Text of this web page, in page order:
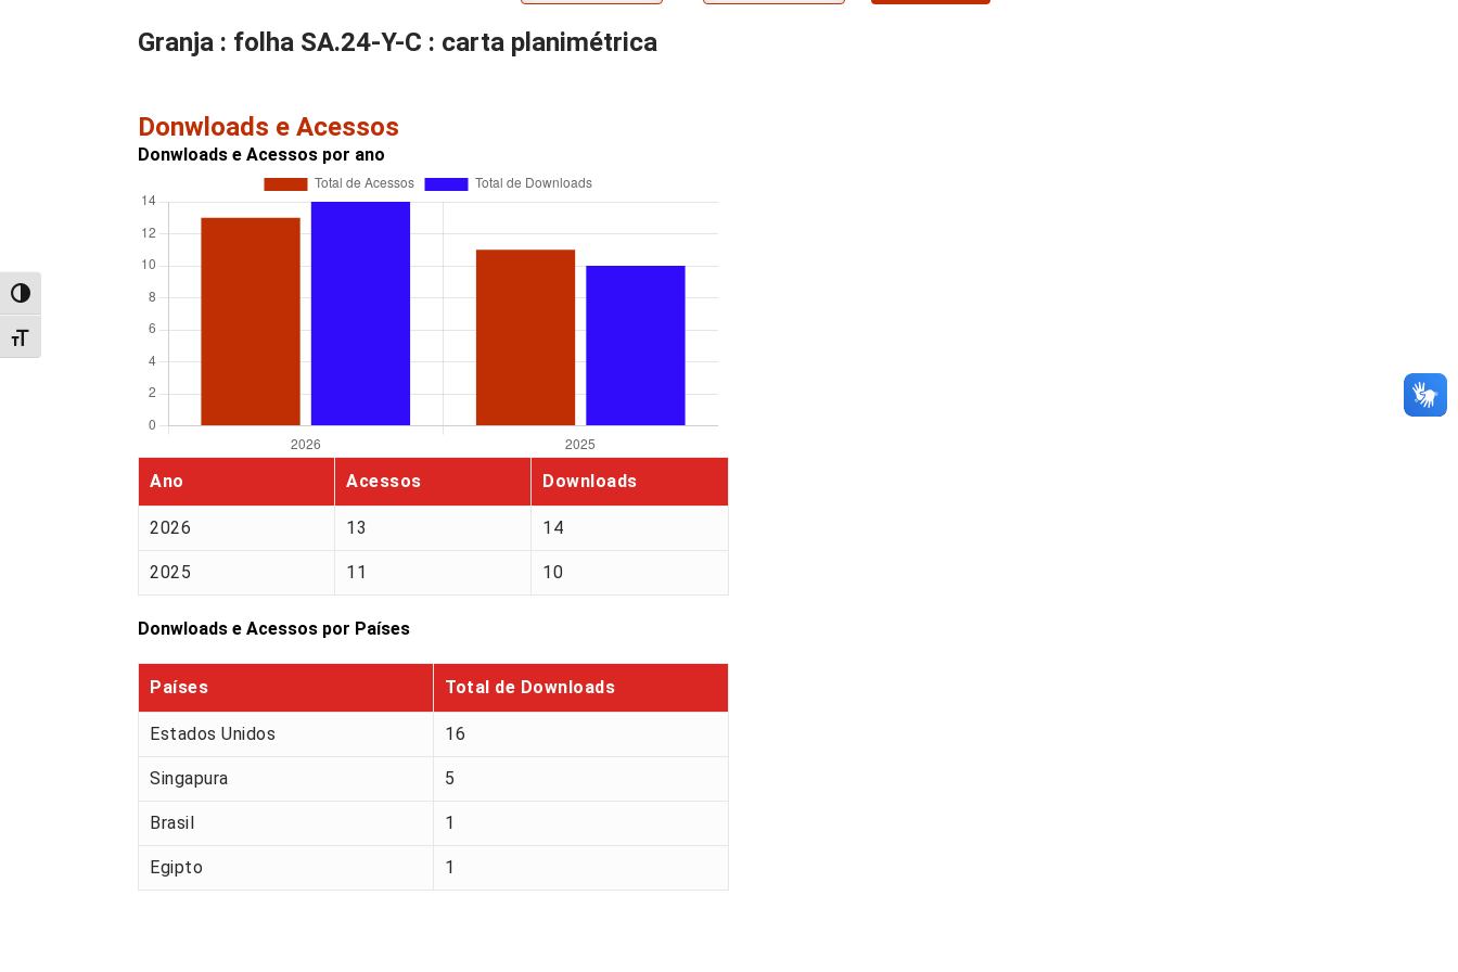
Alternar alto contraste
Alternar tamanho da fonte
Granja : folha SA.24-Y-C : carta planimétrica
Donwloads e Acessos
Donwloads e Acessos por ano
Ano Acessos Downloads
2026 13 14
2025 11 10
Donwloads e Acessos por Países
Países Total de Downloads
Estados Unidos 16
Singapura 5
Brasil 1
Egipto 1